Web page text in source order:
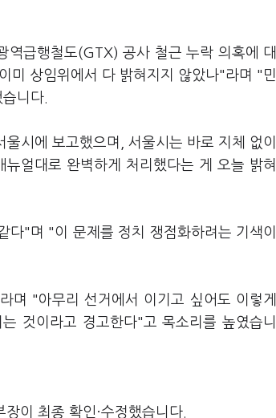
역급행철도(GTX) 공사 철근 누락 의혹에 대
미 상임위에서 다 밝혀지지 않았나"라며 "민
니다.
시에 보고했으며, 서울시는 바로 지체 없이
얼대로 완벽하게 처리했다는 게 오늘 밝혀
"며 "이 문제를 정치 쟁점화하려는 기색이
"아무리 선거에서 이기고 싶어도 이렇게
것이라고 경고한다"고 목소리를 높였습니
이 최종 확인·수정했습니다.